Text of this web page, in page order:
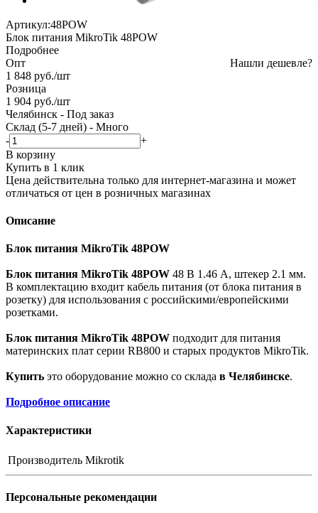
Артикул:48POW
Блок питания MikroTik 48POW
Подробнее
Нашли дешевле?
Опт
1 848 руб./шт
Розница
1 904 руб./шт
Челябинск - Под заказ
Склад (5-7 дней) - Много
-
+
В корзину
Купить в 1 клик
Цена действительна только для интернет-магазина и может
отличаться от цен в розничных магазинах
Описание
Блок питания MikroTik 48POW
Блок питания MikroTik 48POW 48 В 1.46 A, штекер 2.1 мм.
В комплектацию входит кабель питания (от блока питания в
розетку) для использования с российскими/европейскими
розетками.
Блок питания MikroTik 48POW подходит для питания
материнских плат серии RB800 и старых продуктов MikroTik.
Купить это оборудование можно со склада в Челябинске.
Подробное описание
Характеристики
Производитель Mikrotik
Персональные рекомендации